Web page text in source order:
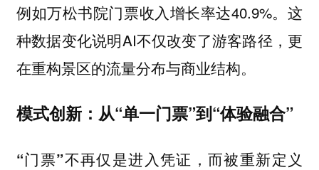
例如万松书院门票收入增长率达40.9%。这
种数据变化说明AI不仅改变了游客路径，更
在重构景区的流量分布与商业结构。
模式创新：从“单一门票”到“体验融合”
“门票”不再仅是进入凭证，而被重新定义